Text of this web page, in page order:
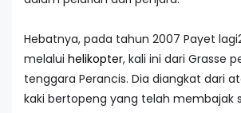
Hebatnya, pada tahun 2007 Payet
melalui helikopter, kali ini dari Grasse
tenggara Perancis. Dia diangkat dari
kaki bertopeng yang telah membajak